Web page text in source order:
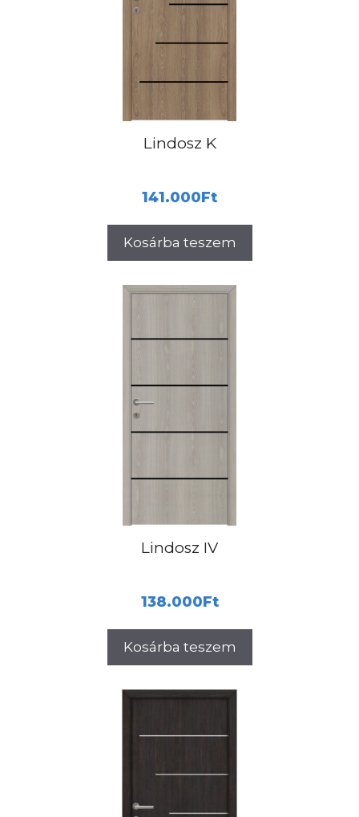
Lindosz K
141.000Ft
Kosárba teszem
Lindosz IV
138.000Ft
Kosárba teszem